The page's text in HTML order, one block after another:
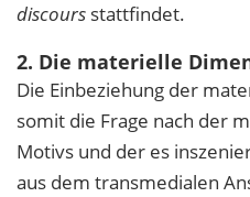
discours stattfindet.
2. Die materielle
Die Einbeziehung der
somit die Frage nach der
Motivs und der es
aus dem transmedialen